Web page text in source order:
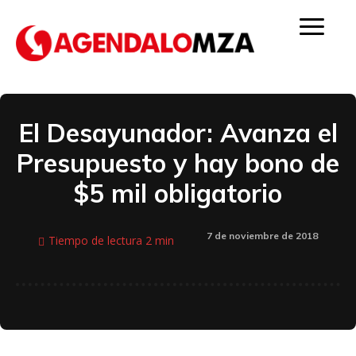
El Desayunador: Avanza el
Presupuesto y hay bono de
$5 mil obligatorio
Tiempo de lectura 2 min 7 de noviembre de 2018